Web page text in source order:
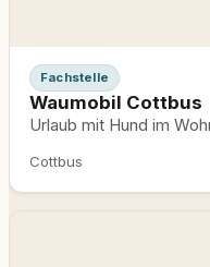
Fachstelle
Waumobil Cottbus
Urlaub mit Hund im
Cottbus